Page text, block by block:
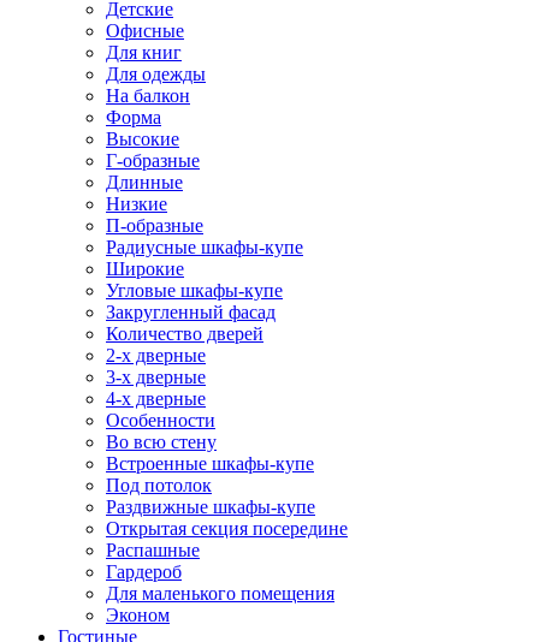
Детские
Офисные
Для книг
Для одежды
На балкон
Форма
Высокие
Г-образные
Длинные
Низкие
П-образные
Радиусные шкафы-купе
Широкие
Угловые шкафы-купе
Закругленный фасад
Количество дверей
2-х дверные
3-х дверные
4-х дверные
Особенности
Во всю стену
Встроенные шкафы-купе
Под потолок
Раздвижные шкафы-купе
Открытая секция посередине
Распашные
Гардероб
Для маленького помещения
Эконом
Гостиные